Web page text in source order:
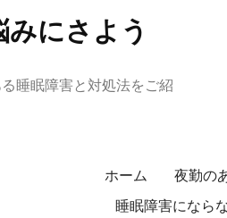
みにさよう
睡眠障害と対処法をご紹
ホーム 夜勤の
睡眠障害になら